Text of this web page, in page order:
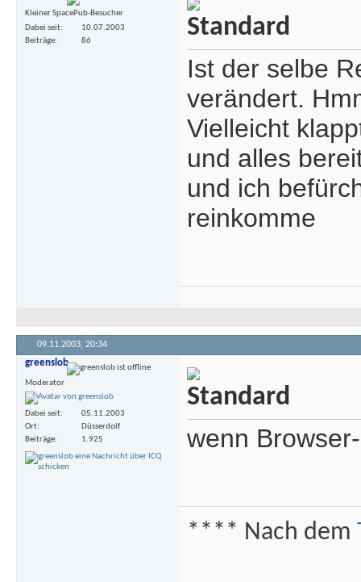
Kleiner SpacePub-Besucher
Dabei seit
10.07.2003
Beiträge
86
Ist der selbe
verändert.
Vielleicht
und alles
und ich
reinkomme
09.11.2003, 20:34
greenslob
Moderator
Dabei seit
05.11.2003
Ort
Düsserdolf
Beiträge
1.925 wenn
**** Nach dem